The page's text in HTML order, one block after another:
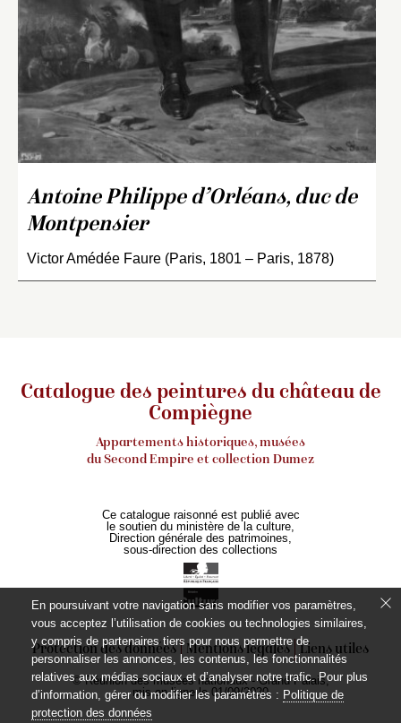
Antoine Philippe d’Orléans, duc de
Montpensier
Victor Amédée Faure (Paris, 1801 – Paris, 1878)
Catalogue des peintures du château de
Compiègne
Appartements historiques, musées
du Second Empire et collection Dumez
Ce catalogue raisonné est publié avec
le soutien du ministère de la culture,
Direction générale des patrimoines,
sous-direction des collections
Protection des données Mentions légales Liens utiles
© Réunion des musées nationaux - Grand Palais,
mis en ligne le 01/09/2020
En poursuivant votre navigation sans modifier vos paramètres,
vous acceptez l’utilisation de cookies ou technologies similaires,
y compris de partenaires tiers pour nous permettre de
personnaliser les annonces, les contenus, les fonctionnalités
relatives aux médias sociaux et d’analyser notre trafic. Pour plus
d’information, gérer ou modifier les paramètres : Politique de
protection des données